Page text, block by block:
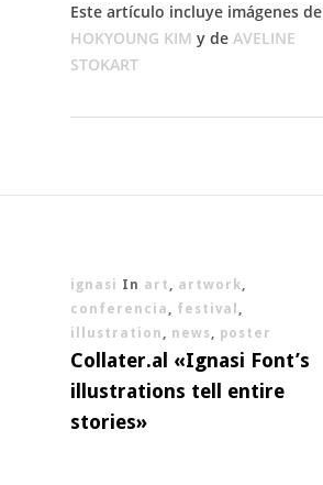
Este artículo incluye imágenes de
HOKYOUNG KIM y de AVELINE
STOKART
ignasi In art , artwork,
conferencia , festival ,
illustration , news , poster
Collater.al «Ignasi Font’s
illustrations tell entire
stories»